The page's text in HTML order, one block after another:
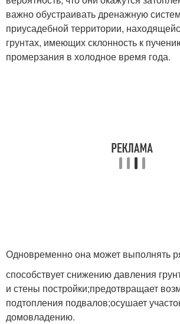
важно обустраивать дренажную
приусадебной территории,
грунтах, имеющих склонность к
промерзания в холодное время года.
Одновременно она может выполнять
способствует снижению давления
и стены постройки;предотвращает
подтопления подвалов;осушает
домовладению.